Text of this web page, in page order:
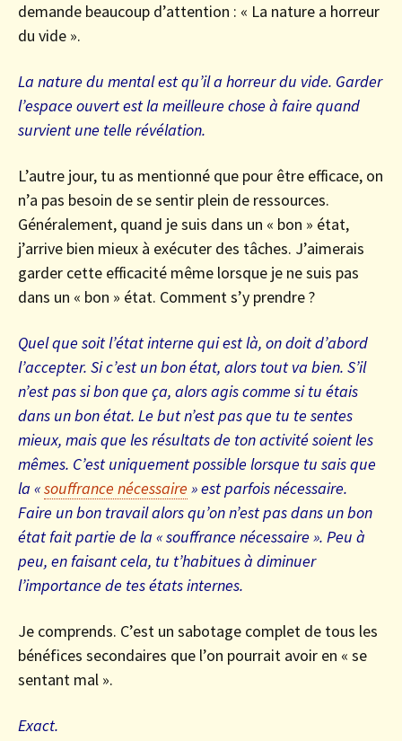
demande beaucoup d’attention : « La nature a horreur
du vide ».
La nature du mental est qu’il a horreur du vide. Garder
l’espace ouvert est la meilleure chose à faire quand
survient une telle révélation.
L’autre jour, tu as mentionné que pour être efficace, on
n’a pas besoin de se sentir plein de ressources.
Généralement, quand je suis dans un « bon » état,
j’arrive bien mieux à exécuter des tâches. J’aimerais
garder cette efficacité même lorsque je ne suis pas
dans un « bon » état. Comment s’y prendre ?
Quel que soit l’état interne qui est là, on doit d’abord
l’accepter. Si c’est un bon état, alors tout va bien. S’il
n’est pas si bon que ça, alors agis comme si tu étais
dans un bon état. Le but n’est pas que tu te sentes
mieux, mais que les résultats de ton activité soient les
mêmes. C’est uniquement possible lorsque tu sais que
la «souffrance nécessaire » est parfois nécessaire.
Faire un bon travail alors qu’on n’est pas dans un bon
état fait partie de la « souffrance nécessaire ». Peu à
peu, en faisant cela, tu t’habitues à diminuer
l’importance de tes états internes.
Je comprends. C’est un sabotage complet de tous les
bénéfices secondaires que l’on pourrait avoir en « se
sentant mal ».
Exact.